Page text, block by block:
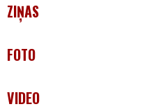
ZIŅAS
FOTO
VIDEO